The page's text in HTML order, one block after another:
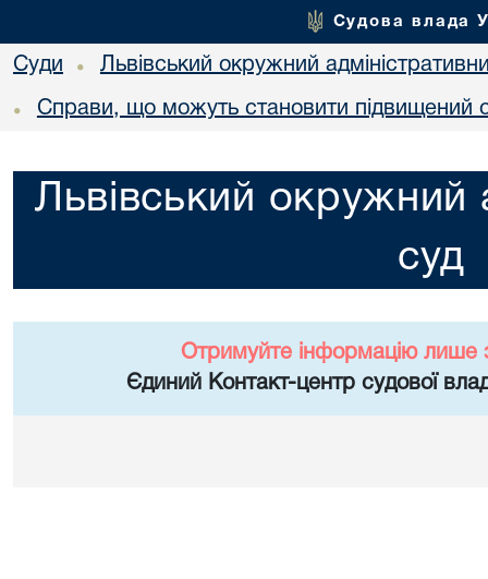
Судова влада
Суди • Львівський окружний
• Справи, що можуть становити підвищений
Львівський окружний
суд
Отримуйте інформацію лише
Єдиний Контакт-центр судової